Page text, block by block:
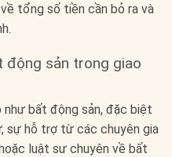
tổng số tiền cần bỏ ra và
động sản trong giao
bất động sản, đặc biệt
, sự hỗ trợ từ các chuyên gia
luật sư chuyên về bất